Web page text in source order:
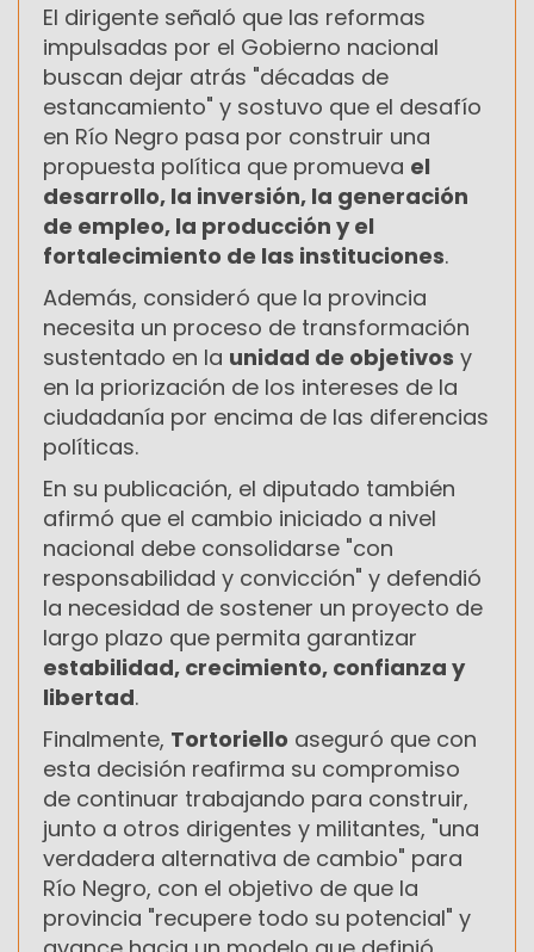
El dirigente señaló que las reformas
impulsadas por el Gobierno nacional
buscan dejar atrás "décadas de
estancamiento" y sostuvo que el desafío
en Río Negro pasa por construir una
propuesta política que promueva el
desarrollo, la inversión, la generación
de empleo, la producción y el
fortalecimiento de las instituciones.
Además, consideró que la provincia
necesita un proceso de transformación
sustentado en la unidad de objetivos y
en la priorización de los intereses de la
ciudadanía por encima de las diferencias
políticas.
En su publicación, el diputado también
afirmó que el cambio iniciado a nivel
nacional debe consolidarse "con
responsabilidad y convicción" y defendió
la necesidad de sostener un proyecto de
largo plazo que permita garantizar
estabilidad, crecimiento, confianza y
libertad.
Finalmente, Tortoriello aseguró que con
esta decisión reafirma su compromiso
de continuar trabajando para construir,
junto a otros dirigentes y militantes, "una
verdadera alternativa de cambio" para
Río Negro, con el objetivo de que la
provincia "recupere todo su potencial" y